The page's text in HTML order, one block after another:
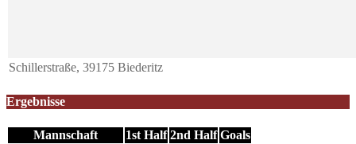
Schillerstraße, 39175 Biederitz
Ergebnisse
Mannschaft 1st Half 2nd Half Goals